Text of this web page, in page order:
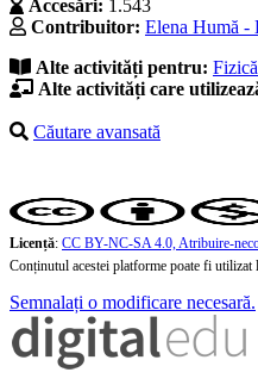
Accesări: 1.543
Contribuitor: Elena Humă -
Alte activități pentru: Fizică
Alte activități care
Căutare avansată
Licență: CC BY-NC-SA 4.0, Atribuire-
Conținutul acestei platforme poate fi
Semnalați o modificare necesară.